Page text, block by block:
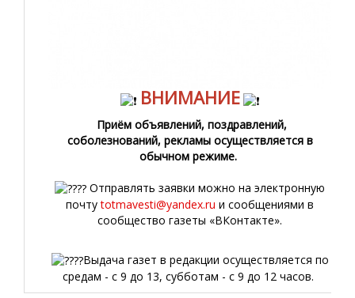
ВНИМАНИЕ
Приём объявлений, поздравлений,
соболезнований, рекламы осуществляется в
обычном режиме.
Отправлять заявки можно на электронную
почтуtotmavesti@yandex.ru и сообщениями в
сообщество газеты «ВКонтакте».
Выдача газет в редакции осуществляется по
средам - с 9 до 13, субботам - с 9 до 12 часов.